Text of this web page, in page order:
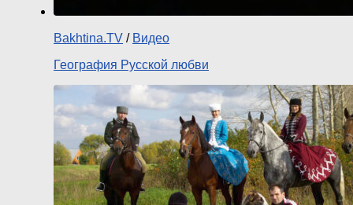
Bakhtina.TV / Видео
География Русской любви